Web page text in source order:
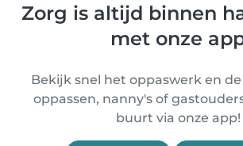
Zorg is altijd binnen
met onze
Bekijk snel het oppaswerk en
oppassen, nanny's of
buurt via onze app!